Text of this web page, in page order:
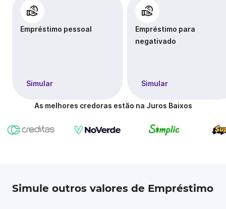
Empréstimo pessoal
Simular
Empréstimo para
negativado
Simular
As melhores credoras estão na Juros Baixos
Simule outros valores de Empréstimo